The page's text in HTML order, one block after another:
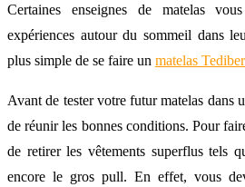
Certaines enseignes de matelas
expériences autour du sommeil dans
plus simple de se faire un matelas
Avant de tester votre futur matelas dans
de réunir les bonnes conditions. Pour
de retirer les vêtements superflus tels
encore le gros pull. En effet, vous